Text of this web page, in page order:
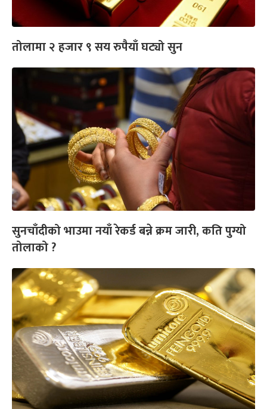
तोलामा २ हजार ९ सय रुपैयाँ घट्यो सुन
सुनचाँदीको भाउमा नयाँ रेकर्ड बन्ने क्रम जारी, कति पुग्यो
तोलाको ?